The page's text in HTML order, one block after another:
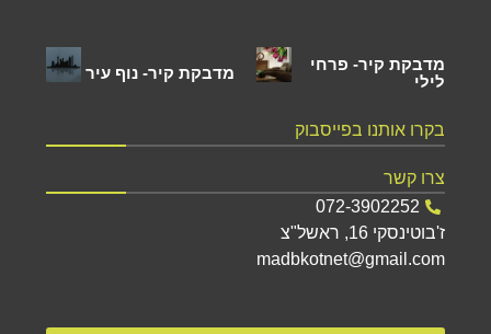
מדבקת קיר- פרחי
לילי
מדבקת קיר- נוף עיר
בקרו אותנו בפייסבוק
צרו קשר
072-3902252
ז'בוטינסקי 16, ראשל"צ
madbkotnet@gmail.com